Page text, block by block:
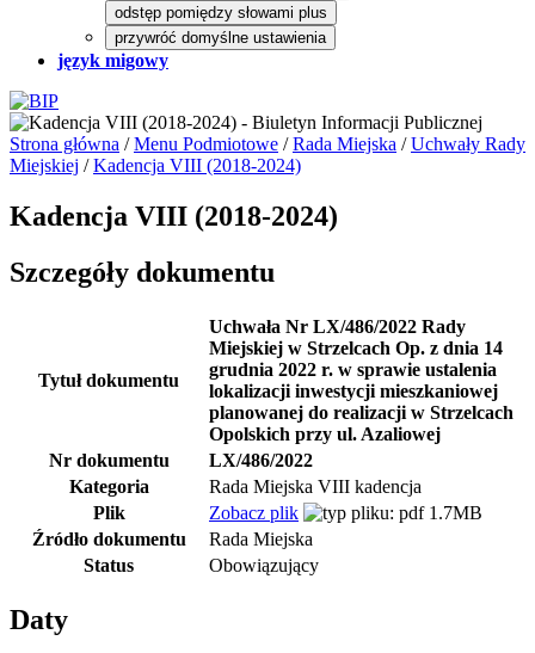
odstęp pomiędzy słowami plus
przywróć domyślne ustawienia
język migowy
Strona główna /Menu Podmiotowe /Rada Miejska /Uchwały Rady
Miejskiej /Kadencja VIII (2018-2024)
Kadencja VIII (2018-2024)
Szczegóły dokumentu
Tytuł dokumentu
Uchwała Nr LX/486/2022 Rady
Miejskiej w Strzelcach Op. z dnia 14
grudnia 2022 r. w sprawie ustalenia
lokalizacji inwestycji mieszkaniowej
planowanej do realizacji w Strzelcach
Opolskich przy ul. Azaliowej
Nr dokumentu
LX/486/2022
Kategoria
Rada Miejska VIII kadencja
Plik
Zobacz plik
1.7MB
Źródło dokumentu
Rada Miejska
Status
Obowiązujący
Daty